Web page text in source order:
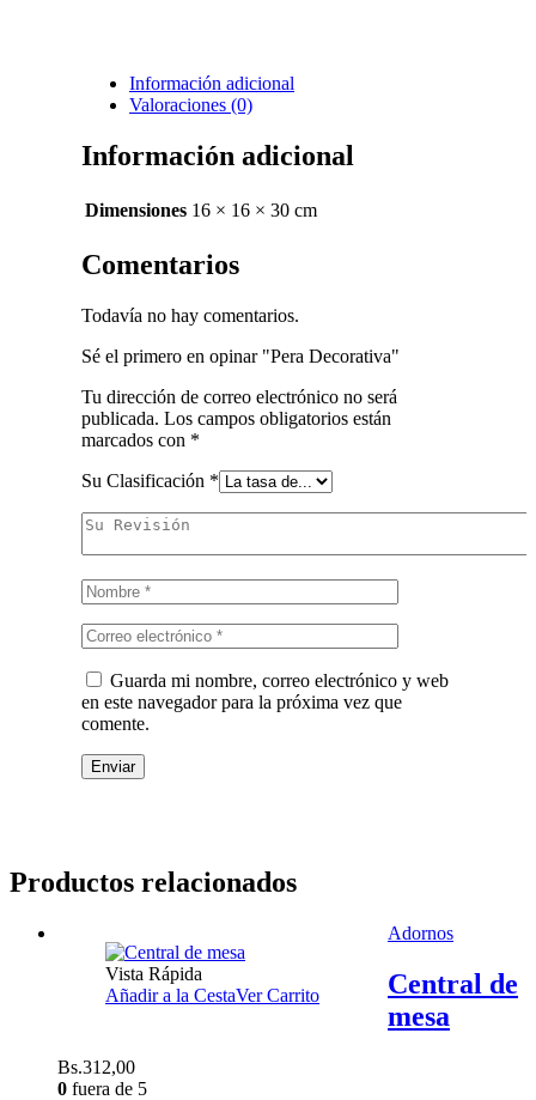
Información adicional
Valoraciones (0)
Información adicional
Dimensiones 16 × 16 × 30 cm
Comentarios
Todavía no hay comentarios.
Sé el primero en opinar "Pera Decorativa"
Tu dirección de correo electrónico no será
publicada. Los campos obligatorios están
marcados con *
Su Clasificación *
Guarda mi nombre, correo electrónico y web
en este navegador para la próxima vez que
comente.
Productos relacionados
Vista Rápida
Añadir a la CestaVer Carrito
Adornos
Central de
mesa
Bs.312,00
0 fuera de 5